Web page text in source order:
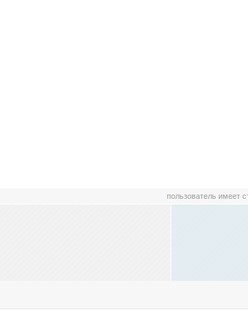
пользователь имеет